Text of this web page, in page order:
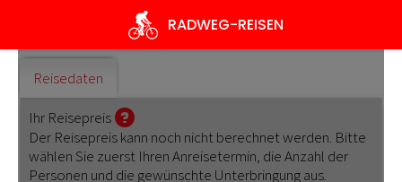
Inhalt
RADWEG-REISEN